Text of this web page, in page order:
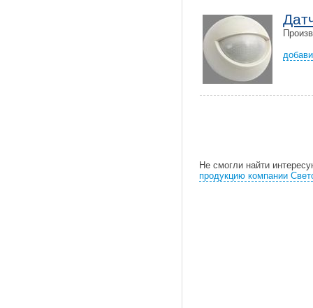
Не смогли найти
продукцию компании